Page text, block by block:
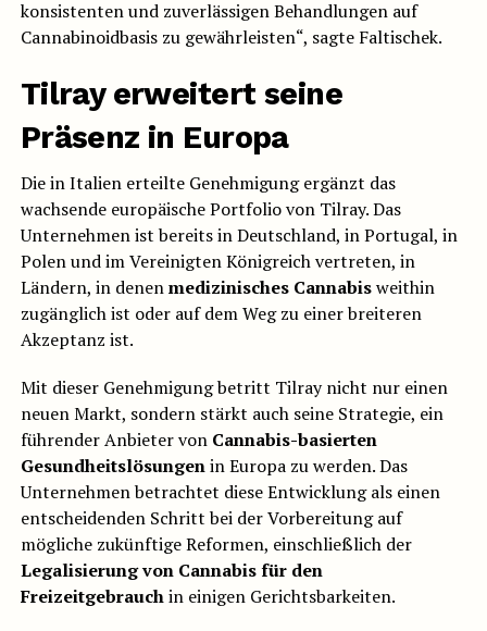
konsistenten und zuverlässigen Behandlungen auf
Cannabinoidbasis zu gewährleisten“, sagte Faltischek.
Tilray erweitert seine
Präsenz in Europa
Die in Italien erteilte Genehmigung ergänzt das
wachsende europäische Portfolio von Tilray. Das
Unternehmen ist bereits in Deutschland, in Portugal, in
Polen und im Vereinigten Königreich vertreten, in
Ländern, in denenmedizinisches Cannabisweithin
zugänglich ist oder auf dem Weg zu einer breiteren
Akzeptanz ist.
Mit dieser Genehmigung betritt Tilray nicht nur einen
neuen Markt, sondern stärkt auch seine Strategie, ein
führender Anbieter von Cannabis-basierten
Gesundheitslösungenin Europa zu werden. Das
Unternehmen betrachtet diese Entwicklung als einen
entscheidenden Schritt bei der Vorbereitung auf
mögliche zukünftige Reformen, einschließlich der
Legalisierung von Cannabis für den
Freizeitgebrauchin einigen Gerichtsbarkeiten.